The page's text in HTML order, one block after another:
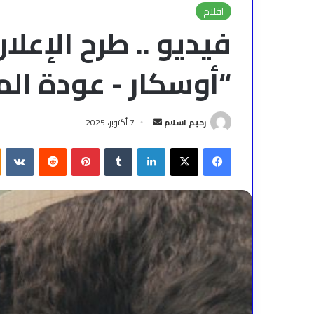
افلام
فيديو .. طرح
“أوسكار - عودة
رحيم اسلام
أرسل
إلكترونيا
7 أكتوبر، 2025
فيسبوك‫X لينكدإن بينتيريست